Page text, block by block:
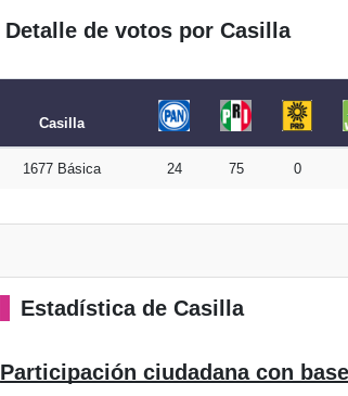
Detalle de votos por Casilla
Casilla
1677 Básica 24 75 0
Estadística de Casilla
Participación ciudadana con